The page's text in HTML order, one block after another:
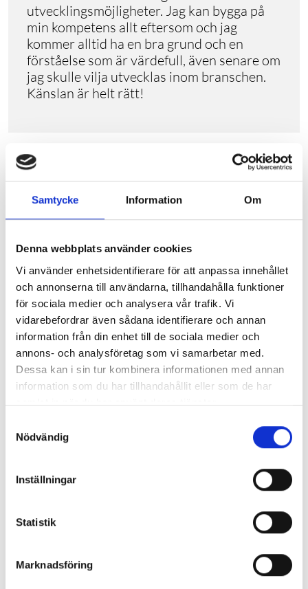
Samtycke Information Om
Denna webbplats använder cookies
Vi använder enhetsidentifierare för att anpassa innehållet
och annonserna till användarna, tillhandahålla funktioner
för sociala medier och analysera vår trafik. Vi
vidarebefordrar även sådana identifierare och annan
information från din enhet till de sociala medier och
annons- och analysföretag som vi samarbetar med.
Dessa kan i sin tur kombinera informationen med annan
information som du har tillhandahållit eller som de har
samlat in när du har använt deras tjänster.
Nödvändig
Inställningar
Statistik
Marknadsföring
utvecklingsmöjligheter. Jag kan bygga på
min kompetens allt eftersom och jag
kommer alltid ha en bra grund och en
förståelse som är värdefull, även senare om
jag skulle vilja utvecklas inom branschen.
Känslan är helt rätt!
Ring utbildaren
0582-838 00
Epost
yrkesutbildning@asbro.se
Anläggningsmontör Storkraftnät
Servicetekniker Elkraft
Projektledare Elkraft distans
Distributionselektriker - Nationell Yrkesutbildning